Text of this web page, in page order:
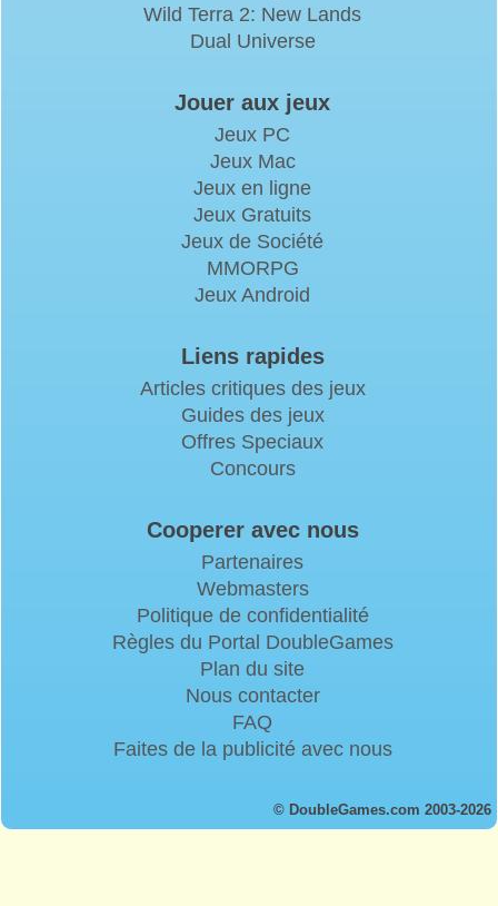
Wild Terra 2: New Lands
Dual Universe
Jouer aux jeux
Jeux PC
Jeux Mac
Jeux en ligne
Jeux Gratuits
Jeux de Société
MMORPG
Jeux Android
Liens rapides
Articles critiques des jeux
Guides des jeux
Offres Speciaux
Concours
Cooperer avec nous
Partenaires
Webmasters
Politique de confidentialité
Règles du Portal DoubleGames
Plan du site
Nous contacter
FAQ
Faites de la publicité avec nous
© DoubleGames.com 2003-2026